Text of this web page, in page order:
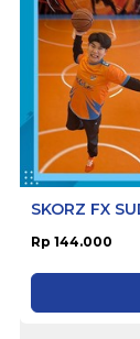
SKORZ FX
Rp 144.000